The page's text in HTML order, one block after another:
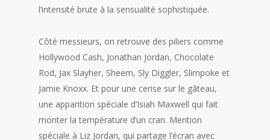
l’intensité brute à la sensualité sophistiquée.
Côté messieurs, on retrouve des piliers comme
Hollywood Cash, Jonathan Jordan, Chocolate
Rod, Jax Slayher, Sheem, Sly Diggler, Slimpoke et
Jamie Knoxx. Et pour une cerise sur le gâteau,
une apparition spéciale d’Isiah Maxwell qui fait
monter la température d’un cran. Mention
spéciale à Liz Jordan, qui partage l’écran avec